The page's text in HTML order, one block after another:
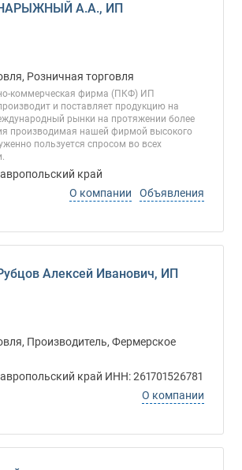
А.А., ИП
Розничная торговля
коммерческая фирма (ПКФ) ИП
и поставляет продукцию на
рынки на протяжении более
производимая нашей фирмой высокого
пользуется спросом во всех
край
О компании
Объявления
Алексей Иванович, ИП
Производитель, Фермерское
край ИНН: 261701526781
О компании